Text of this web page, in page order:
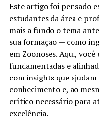
Este artigo foi pensado
estudantes da área e
mais a fundo o tema
sua formação — como
em Zoonoses. Aqui,
fundamentadas e
com insights que
conhecimento e, ao
crítico necessário para
excelência.